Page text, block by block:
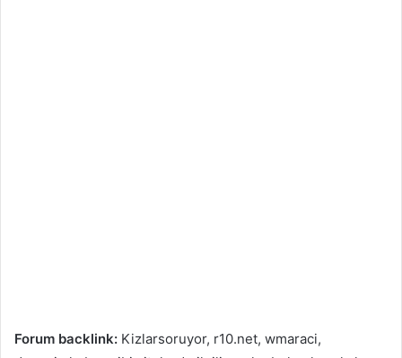
Forum backlink: Kizlarsoruyor, r10.net, wmaraci,